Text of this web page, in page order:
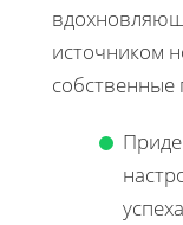
источником
собственные